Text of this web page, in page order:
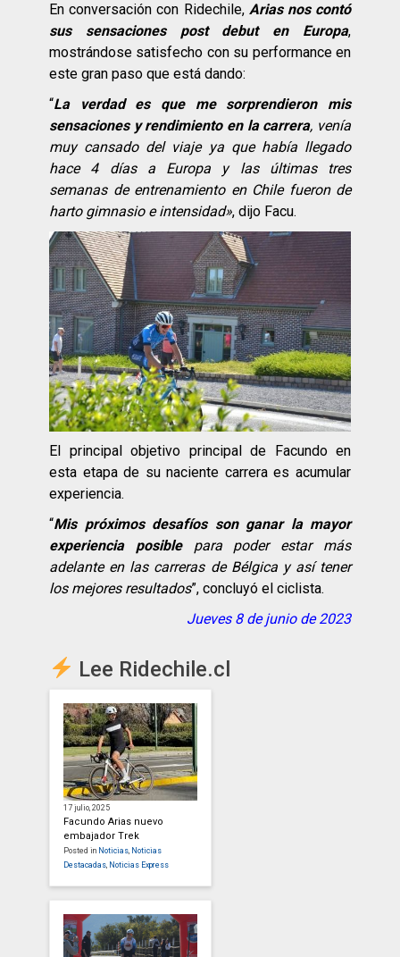
En conversación con Ridechile, Arias nos contó
sus sensaciones post debut en Europa,
mostrándose satisfecho con su performance en
este gran paso que está dando:
“La verdad es que me sorprendieron mis
sensaciones y rendimiento en la carrera, venía
muy cansado del viaje ya que había llegado
hace 4 días a Europa y las últimas tres
semanas de entrenamiento en Chile fueron de
harto gimnasio e intensidad», dijo Facu.
El principal objetivo principal de Facundo en
esta etapa de su naciente carrera es acumular
experiencia.
“Mis próximos desafíos son ganar la mayor
experiencia posiblepara poder estar más
adelante en las carreras de Bélgica y así tener
los mejores resultados”, concluyó el ciclista.
Jueves 8 de junio de 2023
Lee Ridechile.cl
17 julio, 2025
Facundo Arias nuevo
embajador Trek
Posted in Noticias, Noticias
Destacadas, Noticias Express